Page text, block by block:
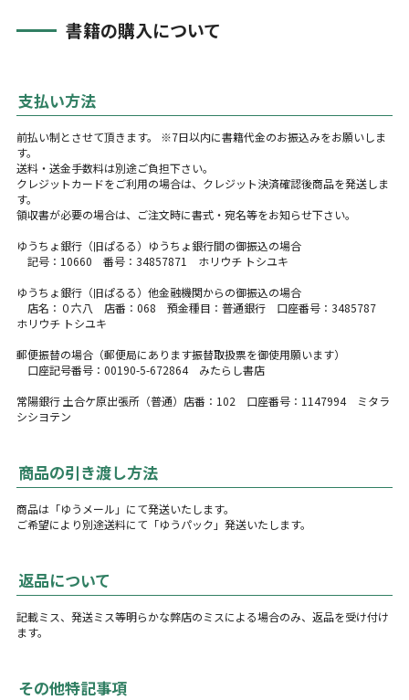
書籍の購入について
支払い方法
前払い制とさせて頂きます。 ※7日以内に書籍代金のお振込みをお願いしま
す。
送料・送金手数料は別途ご負担下さい。
クレジットカードをご利用の場合は、クレジット決済確認後商品を発送しま
す。
領収書が必要の場合は、ご注文時に書式・宛名等をお知らせ下さい。
ゆうちょ銀行（旧ぱるる）ゆうちょ銀行間の御振込の場合
記号：10660 番号：34857871 ホリウチ トシユキ
ゆうちょ銀行（旧ぱるる）他金融機関からの御振込の場合
店名：０六八 店番：068 預金種目：普通銀行 口座番号：3485787
ホリウチ トシユキ
郵便振替の場合（郵便局にあります振替取扱票を御使用願います）
口座記号番号：00190-5-672864 みたらし書店
常陽銀行 土合ケ原出張所（普通）店番：102 口座番号：1147994 ミタラ
シシヨテン
商品の引き渡し方法
商品は「ゆうメール」にて発送いたします。
ご希望により別途送料にて「ゆうパック」発送いたします。
返品について
記載ミス、発送ミス等明らかな弊店のミスによる場合のみ、返品を受け付け
ます。
その他特記事項